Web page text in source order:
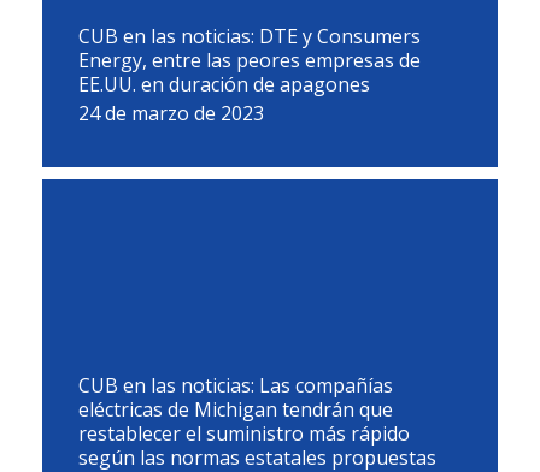
CUB en las noticias: DTE y Consumers
Energy, entre las peores empresas de
EE.UU. en duración de apagones
24 de marzo de 2023
CUB en las noticias: Las compañías
eléctricas de Michigan tendrán que
restablecer el suministro más rápido
según las normas estatales propuestas